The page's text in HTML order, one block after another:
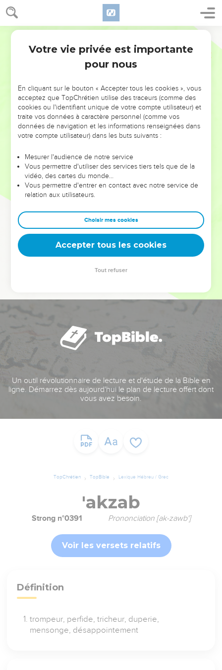
NE MANQUEZ PAS L’ÉVÉNEMENT
DE L’ANNÉE !
ET SI LEURS ERREURS POUVAIENT VOUS ÉVITER LES
VOTRES ?
leur foi ou leur vision. Mais on voit moins les doutes, les erreurs
et les saisons difficiles qu'ils ont traversés, alors même que ce
sont elles qui les ont façonnés.
Dans cette conférence, leaders, entrepreneurs, et responsables
clés pour avancer avec plus de sagesse afin que leurs erreurs
deviennent vos tremplins. Que vous guidiez un ministère, une
équipe, un groupe ou une famille, leur expérience est faite
Un outil révolutionnaire de lecture et d'étude de la Bible en
ligne. Démarrez dès aujourd'hui le plan de lecture offert dont
vous avez besoin.
TopChrétien TopBible Lexique Hébreu / Grec
'akzab
Strong n°0391 Prononciation [ak-zawb']
Voir les versets relatifs
Définition
trompeur, perfide, tricheur, duperie,
mensonge, désappointement
Votre vie privée est importante
pour nous
En cliquant sur le bouton « Accepter tous les cookies », vous
acceptez que TopChrétien utilise des traceurs (comme des
cookies ou l'identifiant unique de votre compte utilisateur) et
traite vos données à caractère personnel (comme vos
données de navigation et les informations renseignées dans
votre compte utilisateur) dans les buts suivants :
Mesurer l'audience de notre service
Vous permettre d'utiliser des services tiers tels que de la
vidéo, des cartes du monde…
Vous permettre d'entrer en contact avec notre service de
relation aux utilisateurs.
Choisir mes cookies
Accepter tous les cookies
Tout refuser